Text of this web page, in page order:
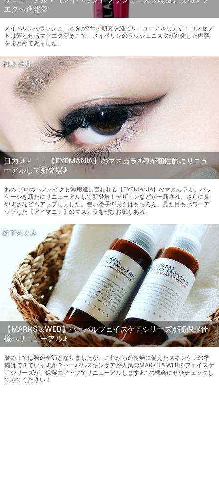
エクへ進化♡
メイベリンのラッシュニスタが7年の研究を経てリニューアルします！コンセプ
トは落とせるマツエク♡そこで、メイベリンのラッシュニスタが進化した内容
をまとめてみました。
和泉 佳月
目力ＵＰ！！【EYEMANIA】のマスカラ4種が個性的にリニュ
ーアルして新登場♪
あの プロのヘアメイクも御用達と言われる【EYEMANIA】のマスカラが、パッ
ケージを新たにリニューアルして新登場！デザインなどが一新され、さらに見
やすさなどもアップしました。使い勝手の良さはもちろん、見た目もパワーア
ップした【アイマニア】のマスカラをぜひお試しあれ。
松下めぐみ
【MARKS＆WEB】ハーバルフェイスケアシリーズが高保湿仕
様へリニューアル♪
暦の上では秋の季節となりましたが、これからの乾燥に備えたスキンケアの準
備はできていますか？ハーバルスキンケアが人気のMARKS＆WEBのフェイスケ
アシリーズが、保湿力アップでリニューアルします♪この機会にぜひチェックし
てみてください！